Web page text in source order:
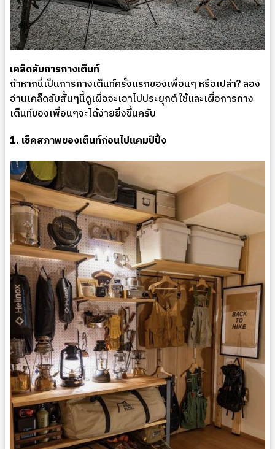
เคล็ดลับการกางเต็นท์
ถ้าหากนี่เป็นการกางเต็นท์ครั้งแรกของเพื่อนๆ หรือเปล่า? ลอง
อ่านเคล็ดลับสั้นๆนี้ดูเผื่อจะเอาไปประยุกต์ใช้และเผื่อการกาง
เต็นท์ของเพื่อนๆจะได้ง่ายยิ่งขึ้นครับ
1. เช็คสภาพของเต็นท์ก่อนไปแคมป์ปิ้ง